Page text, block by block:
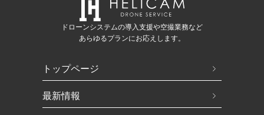
ドローンシステムの導入支援や空撮業務など
あらゆるプランにお応えします。
トップページ
最新情報